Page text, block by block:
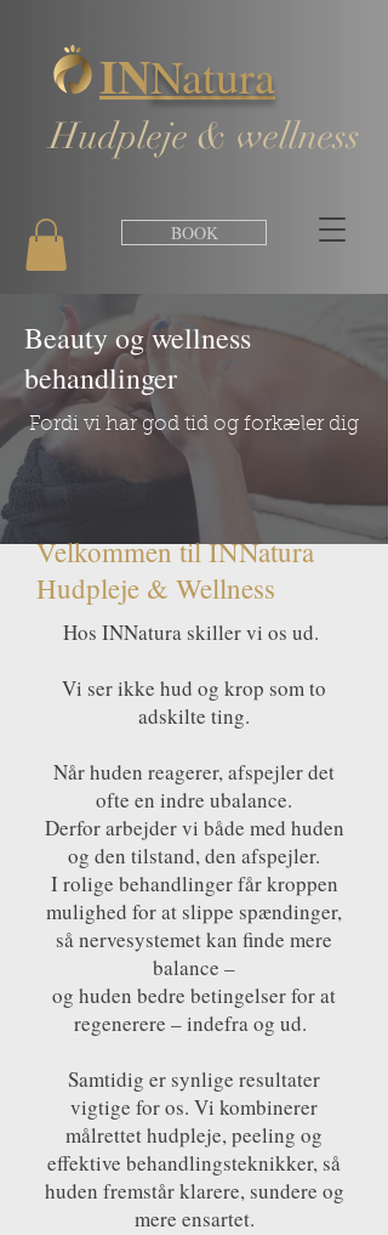
INNatura
Hudpleje & wellness
BOOK
Beauty og wellness
behandlinger
Fordi vi har god tid og forkæler dig
Velkommen til INNatura
Hudpleje & Wellness
Hos INNatura skiller vi os ud.
Vi ser ikke hud og krop som to
adskilte ting.
Når huden reagerer, afspejler det
ofte en indre ubalance.
Derfor arbejder vi både med huden
og den tilstand, den afspejler.
I rolige behandlinger får kroppen
mulighed for at slippe spændinger,
så nervesystemet kan finde mere
balance –
og huden bedre betingelser for at
regenerere – indefra og ud.
Samtidig er synlige resultater
vigtige for os. Vi kombinerer
målrettet hudpleje, peeling og
effektive behandlingsteknikker, så
huden fremstår klarere, sundere og
mere ensartet.